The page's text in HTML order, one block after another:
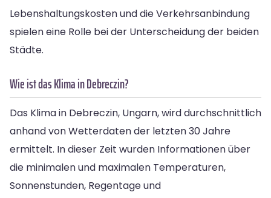
Lebenshaltungskosten und die Verkehrsanbindung
spielen eine Rolle bei der Unterscheidung der beiden
Städte.
Wie ist das Klima in Debreczin?
Das Klima in Debreczin, Ungarn, wird durchschnittlich
anhand von Wetterdaten der letzten 30 Jahre
ermittelt. In dieser Zeit wurden Informationen über
die minimalen und maximalen Temperaturen,
Sonnenstunden, Regentage und